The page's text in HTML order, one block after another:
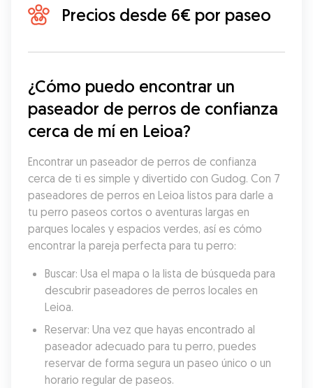
Precios desde 6€ por paseo
¿Cómo puedo encontrar un
paseador de perros de confianza
cerca de mí en Leioa?
Encontrar un paseador de perros de confianza
cerca de ti es simple y divertido con Gudog. Con 7
paseadores de perros en Leioa listos para darle a
tu perro paseos cortos o aventuras largas en
parques locales y espacios verdes, así es cómo
encontrar la pareja perfecta para tu perro:
Buscar: Usa el mapa o la lista de búsqueda para
descubrir paseadores de perros locales en
Leioa.
Reservar: Una vez que hayas encontrado al
paseador adecuado para tu perro, puedes
reservar de forma segura un paseo único o un
horario regular de paseos.